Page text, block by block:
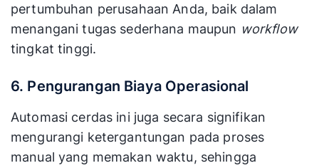
pertumbuhan perusahaan Anda, baik dalam
menangani tugas sederhana maupun workflow
tingkat tinggi.
6. Pengurangan Biaya Operasional
Automasi cerdas ini juga secara signifikan
mengurangi ketergantungan pada proses
manual yang memakan waktu, sehingga